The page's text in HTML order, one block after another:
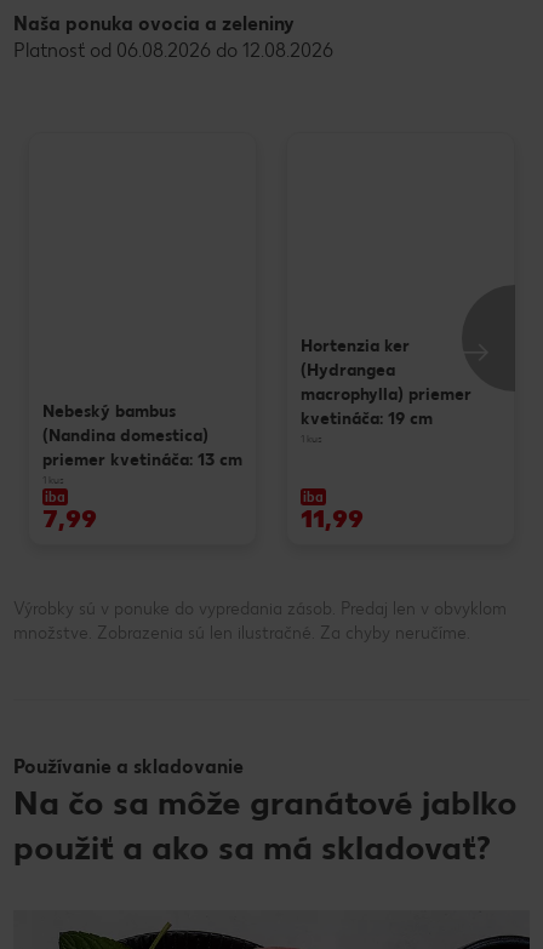
Naša ponuka ovocia a zeleniny
Platnosť od 06.08.2026 do 12.08.2026
Nebeský bambus
(Nandina domestica)
priemer kvetináča: 13 cm
1 kus
iba
7,99
Hortenzia ker
(Hydrangea
macrophylla) priemer
kvetináča: 19 cm
1 kus
iba
11,99
Výrobky sú v ponuke do vypredania zásob. Predaj len v obvyklom
množstve. Zobrazenia sú len ilustračné. Za chyby neručíme.
Používanie a skladovanie
Na čo sa môže granátové jablko
použiť a ako sa má skladovať?